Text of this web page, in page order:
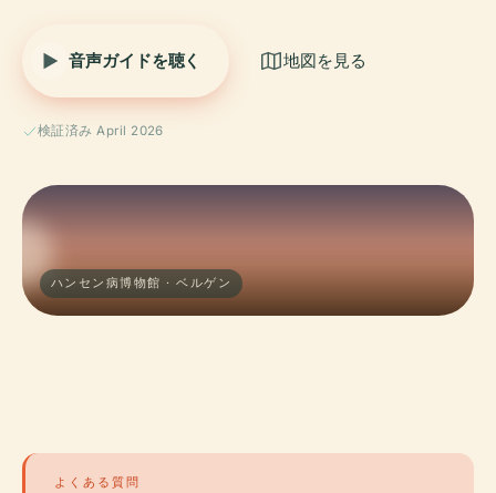
音声ガイドを聴く 地図を見る
検証済み April 2026
ハンセン病博物館 · ベルゲン
よくある質問